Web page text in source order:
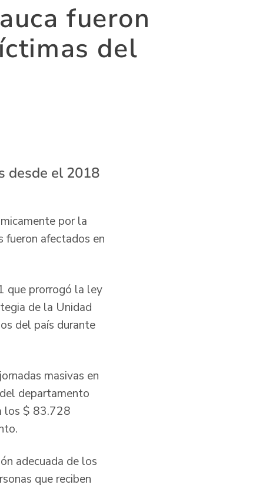
fueron
del
desde el 2018
por la
fueron afectados en
que prorrogó la ley
de la Unidad
del país durante
masivas en
departamento
los $ 83.728
adecuada de los
que reciben